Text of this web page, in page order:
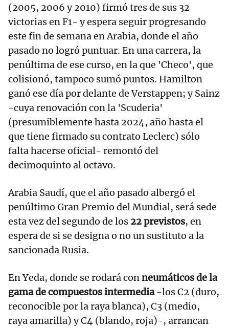
(2005, 2006 y 2010) firmó tres de sus 32
victorias en F1- y espera seguir progresando
este fin de semana en Arabia, donde el año
pasado no logró puntuar. En una carrera, la
penúltima de ese curso, en la que 'Checo', que
colisionó, tampoco sumó puntos. Hamilton
ganó ese día por delante de Verstappen; y Sainz
-cuya renovación con la 'Scuderia'
(presumiblemente hasta 2024, año hasta el
que tiene firmado su contrato Leclerc) sólo
falta hacerse oficial- remontó del
decimoquinto al octavo.
Arabia Saudí, que el año pasado albergó el
penúltimo Gran Premio del Mundial, será sede
esta vez del segundo de los 22 previstos, en
espera de si se designa o no un sustituto a la
sancionada Rusia.
En Yeda, donde se rodará conneumáticos de la
gama de compuestos intermedia-los C2 (duro,
reconocible por la raya blanca), C3 (medio,
raya amarilla) y C4 (blando, roja)-, arrancan